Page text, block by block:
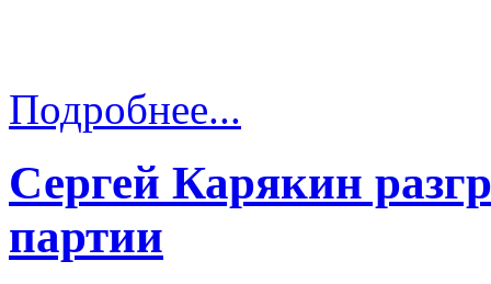
Подробнее...
Сергей Карякин
партии